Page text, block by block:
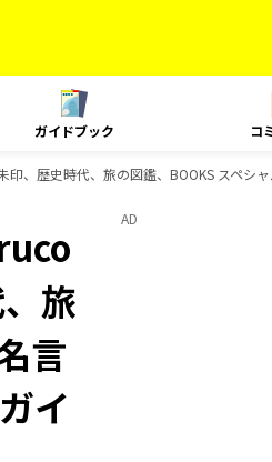
ガイドブック コ
歴史時代、旅の図鑑、BOOKS スペシ
旅
言
イ
AD